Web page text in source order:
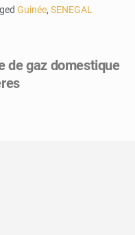
Guinée, SENEGAL
de gaz domestique